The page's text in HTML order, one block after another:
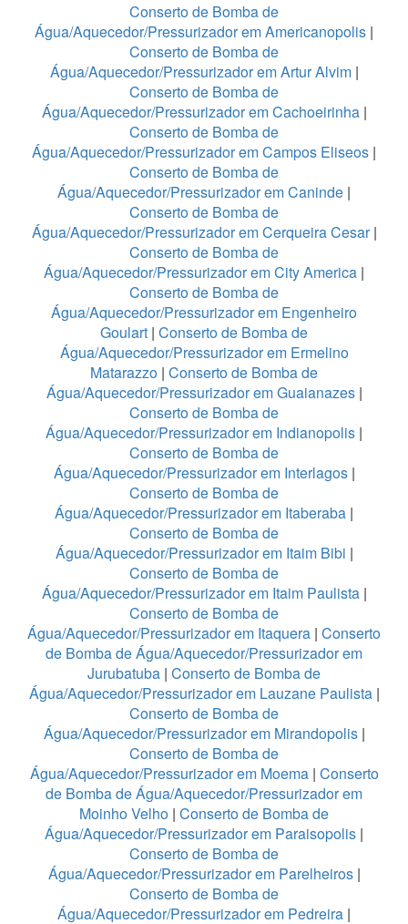
Conserto de Bomba de
Água/Aquecedor/Pressurizador em Americanopolis |
Conserto de Bomba de
Água/Aquecedor/Pressurizador em Artur Alvim |
Conserto de Bomba de
Água/Aquecedor/Pressurizador em Cachoeirinha|
Conserto de Bomba de
Água/Aquecedor/Pressurizador em Campos Eliseos |
Conserto de Bomba de
Água/Aquecedor/Pressurizador em Caninde |
Conserto de Bomba de
Água/Aquecedor/Pressurizador em Cerqueira Cesar|
Conserto de Bomba de
Água/Aquecedor/Pressurizador em City America |
Conserto de Bomba de
Água/Aquecedor/Pressurizador em Engenheiro
Goulart | Conserto de Bomba de
Água/Aquecedor/Pressurizador em Ermelino
Matarazzo | Conserto de Bomba de
Água/Aquecedor/Pressurizador em Guaianazes|
Conserto de Bomba de
Água/Aquecedor/Pressurizador em Indianopolis |
Conserto de Bomba de
Água/Aquecedor/Pressurizador em Interlagos|
Conserto de Bomba de
Água/Aquecedor/Pressurizador em Itaberaba |
Conserto de Bomba de
Água/Aquecedor/Pressurizador em Itaim Bibi |
Conserto de Bomba de
Água/Aquecedor/Pressurizador em Itaim Paulista |
Conserto de Bomba de
Água/Aquecedor/Pressurizador em Itaquera | Conserto
de Bomba de Água/Aquecedor/Pressurizador em
Jurubatuba | Conserto de Bomba de
Água/Aquecedor/Pressurizador em Lauzane Paulista |
Conserto de Bomba de
Água/Aquecedor/Pressurizador em Mirandopolis|
Conserto de Bomba de
Água/Aquecedor/Pressurizador em Moema| Conserto
de Bomba de Água/Aquecedor/Pressurizador em
Moinho Velho | Conserto de Bomba de
Água/Aquecedor/Pressurizador em Paraisopolis |
Conserto de Bomba de
Água/Aquecedor/Pressurizador em Parelheiros|
Conserto de Bomba de
Água/Aquecedor/Pressurizador em Pedreira |